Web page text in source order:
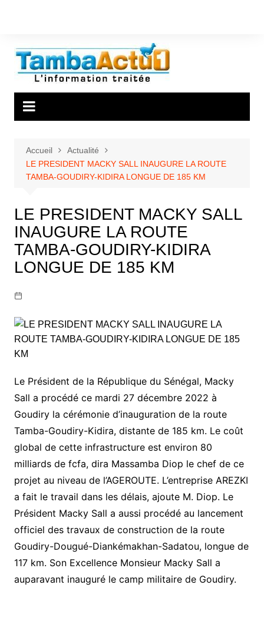
Accueil
Actualité
LE PRESIDENT MACKY SALL INAUGURE LA ROUTE
TAMBA-GOUDIRY-KIDIRA LONGUE DE 185 KM
LE PRESIDENT MACKY SALL
INAUGURE LA ROUTE
TAMBA-GOUDIRY-KIDIRA
LONGUE DE 185 KM
Le Président de la République du Sénégal, Macky
Sall a procédé ce mardi 27 décembre 2022 à
Goudiry la cérémonie d’inauguration de la route
Tamba-Goudiry-Kidira, distante de 185 km. Le coût
global de cette infrastructure est environ 80
milliards de fcfa, dira Massamba Diop le chef de ce
projet au niveau de l’AGEROUTE. L’entreprise AREZKI
a fait le travail dans les délais, ajoute M. Diop. Le
Président Macky Sall a aussi procédé au lancement
officiel des travaux de construction de la route
Goudiry-Dougué-Diankémakhan-Sadatou, longue de
117 km. Son Excellence Monsieur Macky Sall a
auparavant inauguré le camp militaire de Goudiry.